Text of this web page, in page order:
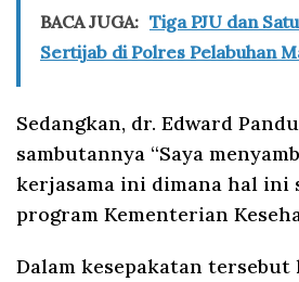
BACA JUGA: Tiga PJU dan
Sertijab di Polres Pelabuhan
Sedangkan, dr. Edward
sambutannya “Saya
kerjasama ini dimana hal ini
program Kementerian
Dalam kesepakatan tersebut